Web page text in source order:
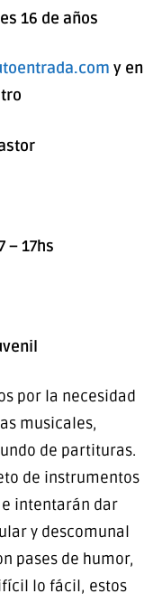
16 de años
y en
– 17hs
por la necesidad
musicales,
de partituras.
de instrumentos
intentarán dar
y descomunal
pases de humor,
lo fácil, estos